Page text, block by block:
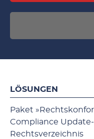
LÖSUNGEN
Paket
Compliance
Rechtsverzeichnis